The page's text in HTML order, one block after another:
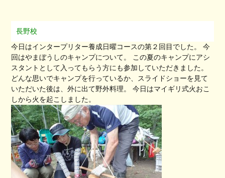
長野校
今日はインタープリター養成日曜コースの第２回目でした。 今
回はやまぼうしのキャンプについて。 この夏のキャンプにアシ
スタントとして入ってもらう方にも参加していただきました。
どんな思いでキャンプを行っているか、スライドショーを見て
いただいた後は、外に出て野外料理。 今日はマイギリ式火おこ
しから火を起こしました。